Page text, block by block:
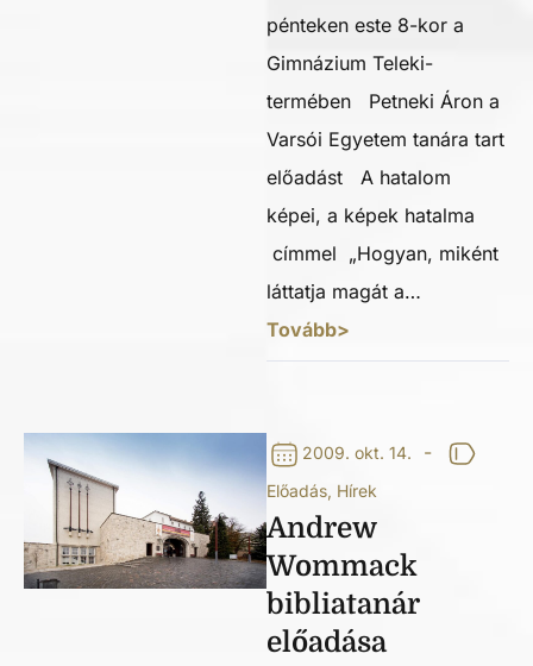
pénteken este 8-kor a
Gimnázium Teleki-
termében Petneki Áron a
Varsói Egyetem tanára tart
előadást A hatalom
képei, a képek hatalma
címmel „Hogyan, miként
láttatja magát a…
Tovább>
2009. okt. 14. -
Előadás, Hírek
Andrew
Wommack
bibliatanár
előadása